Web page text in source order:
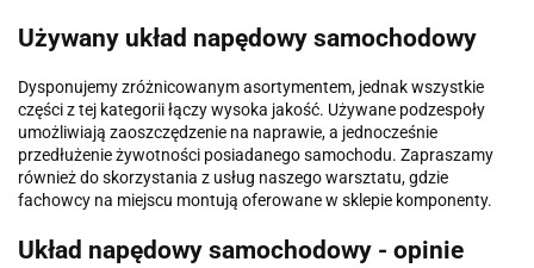
Używany układ napędowy samochodowy
Dysponujemy zróżnicowanym asortymentem, jednak wszystkie
części z tej kategorii łączy wysoka jakość. Używane podzespoły
umożliwiają zaoszczędzenie na naprawie, a jednocześnie
przedłużenie żywotności posiadanego samochodu. Zapraszamy
również do skorzystania z usług naszego warsztatu, gdzie
fachowcy na miejscu montują oferowane w sklepie komponenty.
Układ napędowy samochodowy - opinie